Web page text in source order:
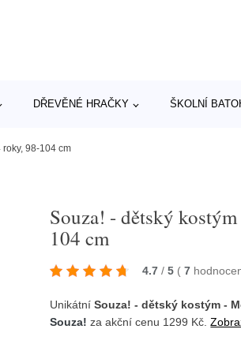
DŘEVĚNÉ HRAČKY ŠKOLNÍ
98-104 cm
Souza! - dětský
104 cm
4.7 / 5 ( 7
UnikátníSouza! - dětský kostým -
Souza! za akční cenu 1299 Kč.